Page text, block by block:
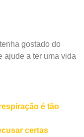
gostado do
ajude a ter uma vida
é tão
certas